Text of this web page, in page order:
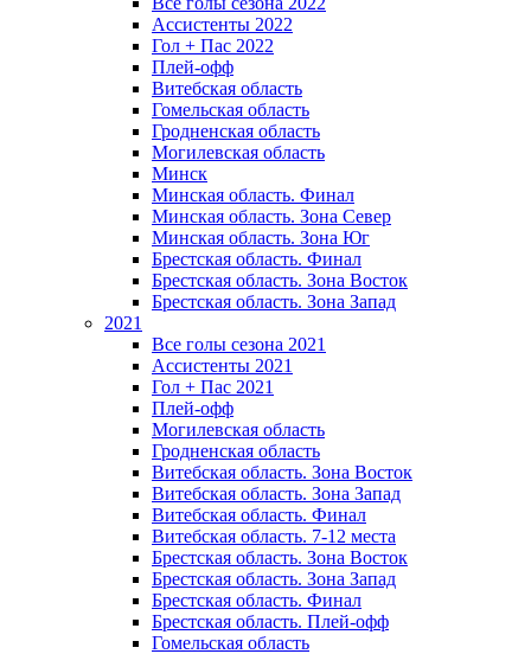
Ассистенты 2022
Гол + Пас 2022
Плей-офф
Витебская область
Гомельская область
Гродненская область
Могилевская область
Минск
Mинская область. Финал
Минская область. Зона Север
Минская область. Зона Юг
Брестская область. Финал
Брестская область. Зона Восток
Брестская область. Зона Запад
2021
Все голы сезона 2021
Ассистенты 2021
Гол + Пас 2021
Плей-офф
Могилевская область
Гродненская область
Витебская область. Зона Восток
Витебская область. Зона Запад
Витебская область. Финал
Витебская область. 7-12 места
Брестская область. Зона Восток
Брестская область. Зона Запад
Брестская область. Финал
Брестская область. Плей-офф
Гомельская область